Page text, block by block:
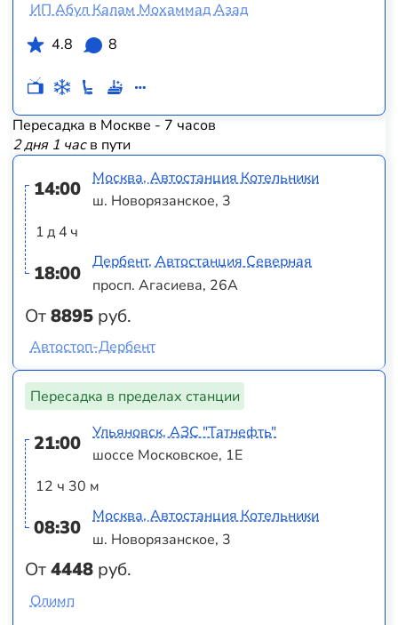
ИП Абул Калам Мохаммад Азад
4.8
8
Пересадка в Москве - 7 часов
2 дня 1 часв пути
14:00
1 д 4 ч
18:00
От8895 руб.
Москва, Автостанция Котельники
ш. Новорязанское, 3
Дербент, Автостанция Северная
просп. Агасиева, 26А
Автостоп-Дербент
Пересадка в пределах станции
21:00
12 ч 30 м
08:30
От4448 руб.
Ульяновск, АЗС "Татнефть"
шоссе Московское, 1Е
Москва, Автостанция Котельники
ш. Новорязанское, 3
Олимп